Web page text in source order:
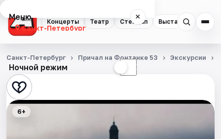
Концерты Театр Стендап Выставки
Меню ×
Санкт-Петербург
Концерты
Театр
Стендап
Ночной режим ☾
Санкт-Петербург Причал на Фонтанке 53 Экскурсии
6+